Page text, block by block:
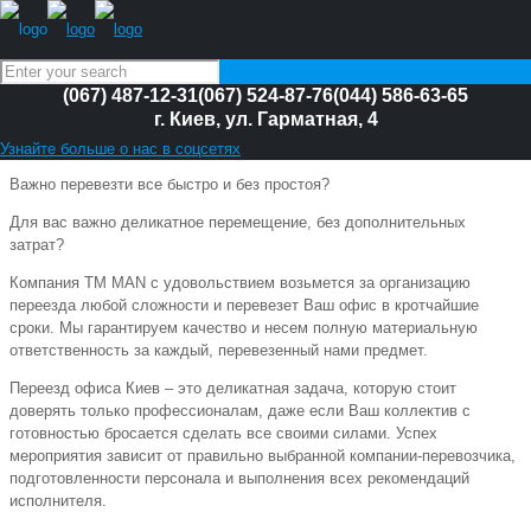
(067) 487-12-31(067) 524-87-76(044) 586-63-65
г. Киев, ул. Гарматная, 4
Узнайте больше о нас в соцсетях
Переезд офиса Киев
Близится переезд офиса?
Важно перевезти все быстро и без простоя?
Для вас важно деликатное перемещение, без дополнительных
затрат?
Компания TM MAN с удовольствием возьмется за организацию
переезда любой сложности и перевезет Ваш офис в кротчайшие
сроки. Мы гарантируем качество и несем полную материальную
ответственность за каждый, перевезенный нами предмет.
Переезд офиса Киев – это деликатная задача, которую стоит
доверять только профессионалам, даже если Ваш коллектив с
готовностью бросается сделать все своими силами. Успех
мероприятия зависит от правильно выбранной компании-перевозчика,
подготовленности персонала и выполнения всех рекомендаций
исполнителя.